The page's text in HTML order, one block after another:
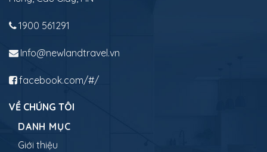
1900 561291
Info@newlandtravel.vn
facebook.com/#/
VỀ CHÚNG TÔI
DANH MỤC
Giới thiệu